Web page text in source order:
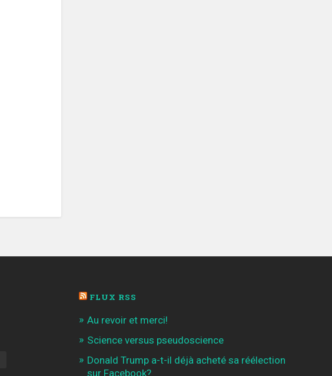
FLUX RSS
Au revoir et merci!
Science versus pseudoscience
Donald Trump a-t-il déjà acheté sa réélection
sur Facebook?